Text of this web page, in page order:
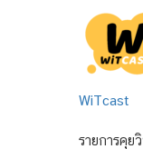
WiTcast
รายการคุย